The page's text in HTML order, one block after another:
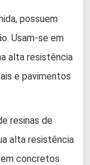
possuem
Usam-se em
alta resistência
e pavimentos
resinas de
alta resistência
concretos